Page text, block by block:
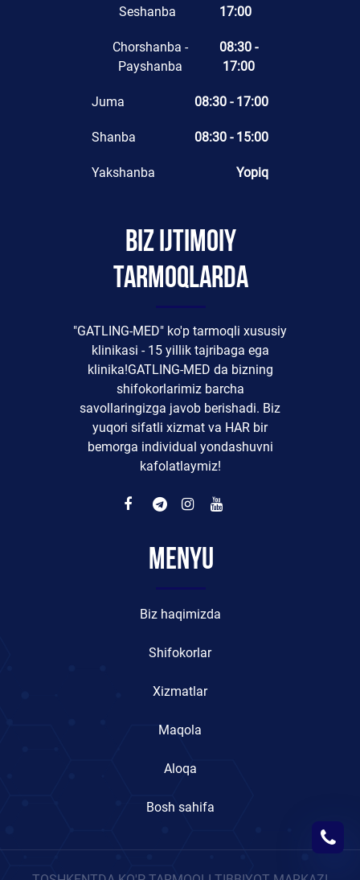
Seshanba
17:00
Chorshanba -
Payshanba
08:30 -
17:00
Juma 08:30 - 17:00
Shanba 08:30 - 15:00
Yakshanba Yopiq
Biz ijtimoiy
tarmoqlarda
"GATLING-MED" ko'p tarmoqli xususiy
klinikasi - 15 yillik tajribaga ega
klinika!GATLING-MED da bizning
shifokorlarimiz barcha
savollaringizga javob berishadi. Biz
yuqori sifatli xizmat va HAR bir
bemorga individual yondashuvni
kafolatlaymiz!
Menyu
Biz haqimizda
Shifokorlar
Xizmatlar
Maqola
Aloqa
Bosh sahifa